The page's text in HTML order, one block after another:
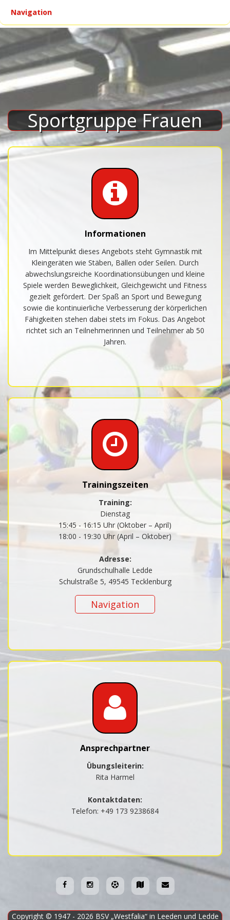
Navigation
Sportgruppe Frauen
Informationen
Im Mittelpunkt dieses Angebots steht Gymnastik mit
Kleingeräten wie Stäben, Bällen oder Seilen. Durch
abwechslungsreiche Koordinationsübungen und kleine
Spiele werden Beweglichkeit, Gleichgewicht und Fitness
gezielt gefördert. Der Spaß an Sport und Bewegung
sowie die kontinuierliche Verbesserung der körperlichen
Fähigkeiten stehen dabei stets im Fokus. Das Angebot
richtet sich an Teilnehmerinnen und Teilnehmer ab 50
Jahren.
Trainingszeiten
Training:
Dienstag
15:45 - 16:15 Uhr (Oktober – April)
18:00 - 19:30 Uhr (April – Oktober)
Adresse:
Grundschulhalle Ledde
Schulstraße 5, 49545 Tecklenburg
Navigation
Ansprechpartner
Übungsleiterin:
Rita Harmel
Kontaktdaten:
Telefon: +49 173 9238684
Copyright © 1947 - 2026 BSV „Westfalia“ in Leeden und Ledde